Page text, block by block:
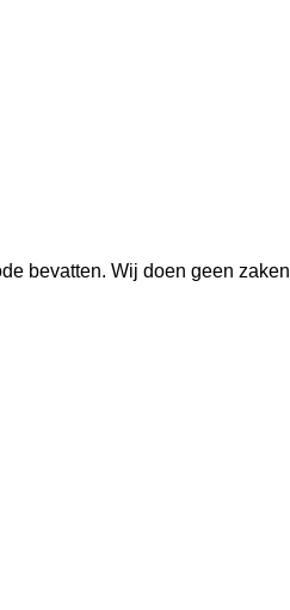
bevatten. Wij doen geen